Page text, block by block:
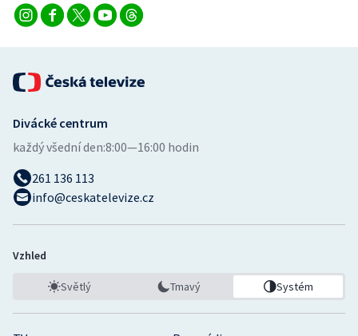
Divácké centrum
každý všední den:8:00—16:00 hodin
261 136 113
info@ceskatelevize.cz
Vzhled
Světlý Tmavý Systém